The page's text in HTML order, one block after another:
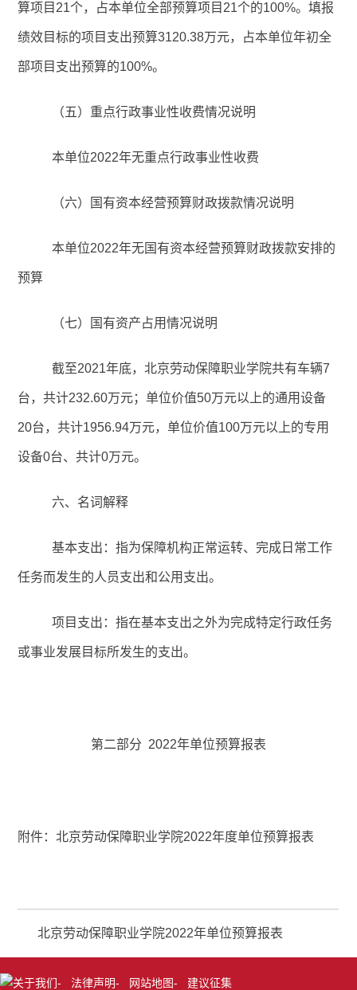
算项目21个，占本单位全部预算项目 21个的100%。填报
绩效目标的项目支出预算3120.38万元，占本单位年初全
部项目支出预算的100%。
（五）重点行政事业性收费情况说明
本单位2022年无重点行政事业性收费
（六）国有资本经营预算财政拨款情况说明
本单位2022年无国有资本经营预算财政拨款安排的
预算
（七）国有资产占用情况说明
截至2021年底，北京劳动保障职业学院共有车辆7
台，共计232.60万元；单位价值50万元以上的通用设备
20台，共计1956.94万元，单位价值100万元以上的专用
设备0台、共计0万元。
六、名词解释
基本支出：指为保障机构正常运转、完成日常工作
任务而发生的人员支出和公用支出。
项目支出：指在基本支出之外为完成特定行政任务
或事业发展目标所发生的支出。
第二部分 2022年单位预算报表
附件：北京劳动保障职业学院2022年度单位预算报表
北京劳动保障职业学院2022年单位预算报表
关于我们- 法律声明- 网站地图- 建议征集